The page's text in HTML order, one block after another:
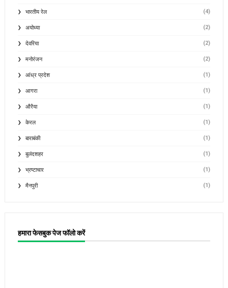
भारतीय रेल (4)
अयोध्या (2)
देवरिया (2)
मनोरंजन (2)
आंध्र प्रदेश (1)
आगरा (1)
औरैया (1)
केरल (1)
बाराबंकी (1)
बुलंदशहर (1)
भ्रष्टाचार (1)
मैनपुरी (1)
हमारा फेसबुक पेज फॉलो करें